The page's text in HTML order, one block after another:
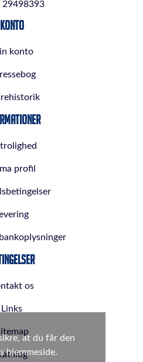
at du får den
hjemmeside.
29498393
Konto
konto
profil
os
Links